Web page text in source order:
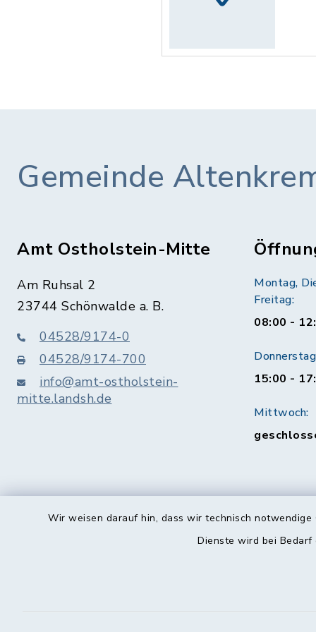
Wir weisen darauf hin, dass wir technisch
Dienste wird bei
Gemeinde
Amt Ostholstein-Mitte
Am Ruhsal 2
23744 Schönwalde a. B.
04528/9174-0
04528/9174-700
info@amt-ostholstein-
mitte.landsh.de
Montag,
Freitag:
08:00 -
15:00 -
Mittwoch: